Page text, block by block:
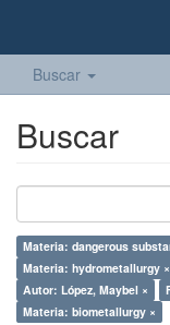
Buscar
Buscar
Materia: dangerous
Materia: hydrometallurgy ×
Autor: López, Maybel ×
Materia: biometallurgy ×